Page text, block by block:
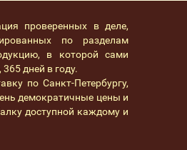
проверенных в деле,
по разделам
в которой сами
дней в году.
по Санкт-Петербургу,
демократичные цены и
доступной каждому и